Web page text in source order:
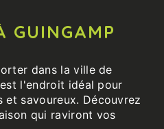
GUINGAMP
dans la ville de
l'endroit idéal pour
et savoureux. Découvrez
qui raviront vos